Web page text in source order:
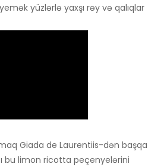
yüzlərlə yaxşı rəy və qalıqlar
Giada de Laurentiis-dən başqa
bu limon ricotta peçenyelərini